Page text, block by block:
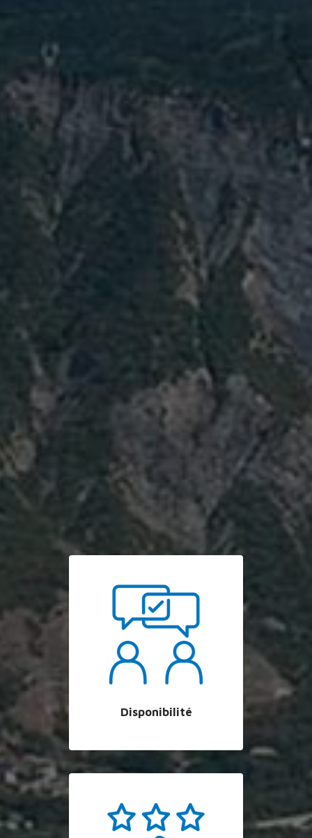
Disponibilité